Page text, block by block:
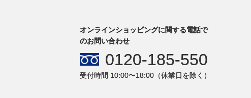
オンラインショッピングに関する電話で
のお問い合わせ
0120-185-550
受付時間 10:00〜18:00（休業日を除く）